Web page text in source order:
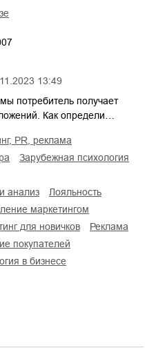
13:49
потребитель получает
Как определи…
PR, реклама
зарубежная психология
анализ
лояльность
маркетингом
для новичков
реклама
покупателей
в бизнесе